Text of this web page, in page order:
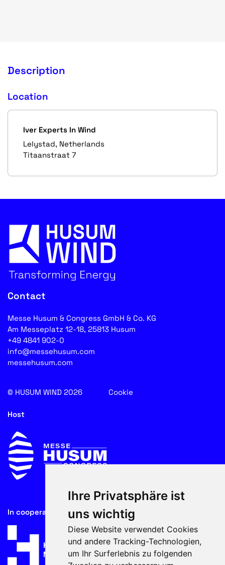
Ihre Privatsphäre ist
uns wichtig
Diese Website verwendet Cookies
und andere Tracking-Technologien,
um Ihr Surferlebnis zu folgenden
Description
Location
Iver Experts In Wind
Lelystad, Netherlands
Titaanstraat 7
Contact
Messe Husum & Congress GmbH & Co. KG
Am Messeplatz 12-18, 25813 Husum
+49 4841 902-0
info@messehusum.com
messehusum.com
© HUSUM WIND 2026 Cookie
Host
In cooperation with